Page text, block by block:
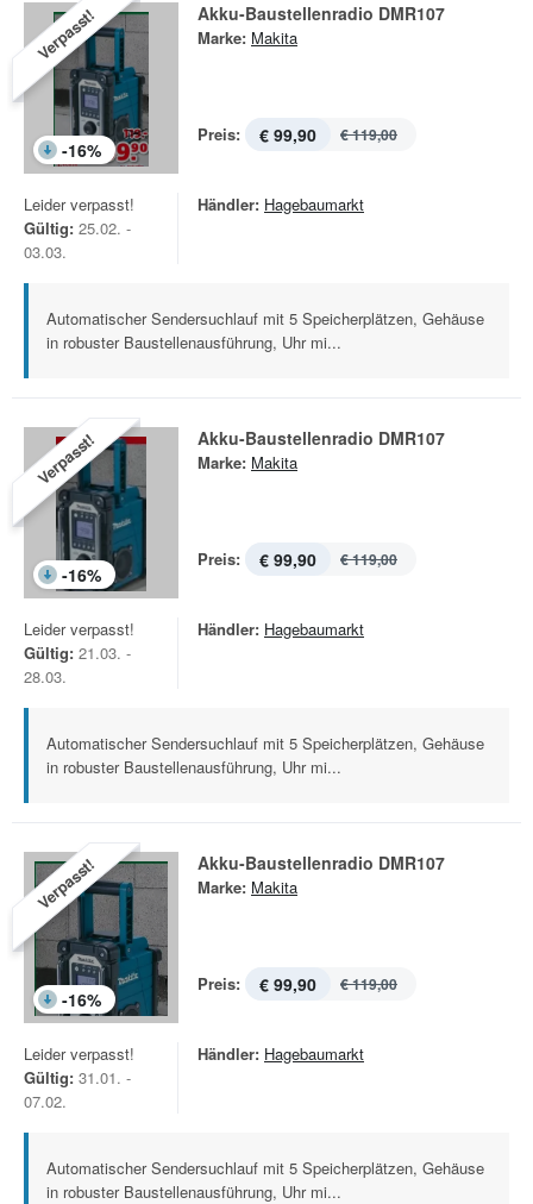
Verpasst!
-16%
Akku-Baustellenradio DMR107
Marke: Makita
Preis: € 99,90 € 119,00
Leider verpasst!
Gültig: 25.02. -
03.03.
Händler: Hagebaumarkt
Automatischer Sendersuchlauf mit 5 Speicherplätzen, Gehäuse
in robuster Baustellenausführung, Uhr mi...
Verpasst!
-16%
Akku-Baustellenradio DMR107
Marke: Makita
Preis: € 99,90 € 119,00
Leider verpasst!
Gültig: 21.03. -
28.03.
Händler: Hagebaumarkt
Automatischer Sendersuchlauf mit 5 Speicherplätzen, Gehäuse
in robuster Baustellenausführung, Uhr mi...
Verpasst!
-16%
Akku-Baustellenradio DMR107
Marke: Makita
Preis: € 99,90 € 119,00
Leider verpasst!
Gültig: 31.01. -
07.02.
Händler: Hagebaumarkt
Automatischer Sendersuchlauf mit 5 Speicherplätzen, Gehäuse
in robuster Baustellenausführung, Uhr mi...